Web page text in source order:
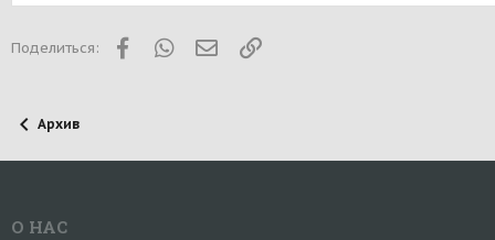
Поделиться: FacebookWhatsAppЭлектронная почта
Ссылка
Архив
О НАС